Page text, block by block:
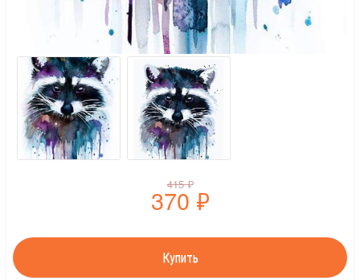
415₽
370 ₽